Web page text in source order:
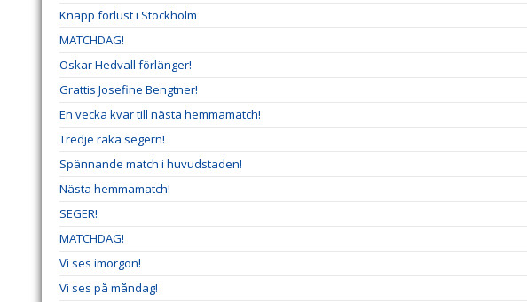
Knapp förlust i Stockholm
MATCHDAG!
Oskar Hedvall förlänger!
Grattis Josefine Bengtner!
En vecka kvar till nästa hemmamatch!
Tredje raka segern!
Spännande match i huvudstaden!
Nästa hemmamatch!
SEGER!
MATCHDAG!
Vi ses imorgon!
Vi ses på måndag!